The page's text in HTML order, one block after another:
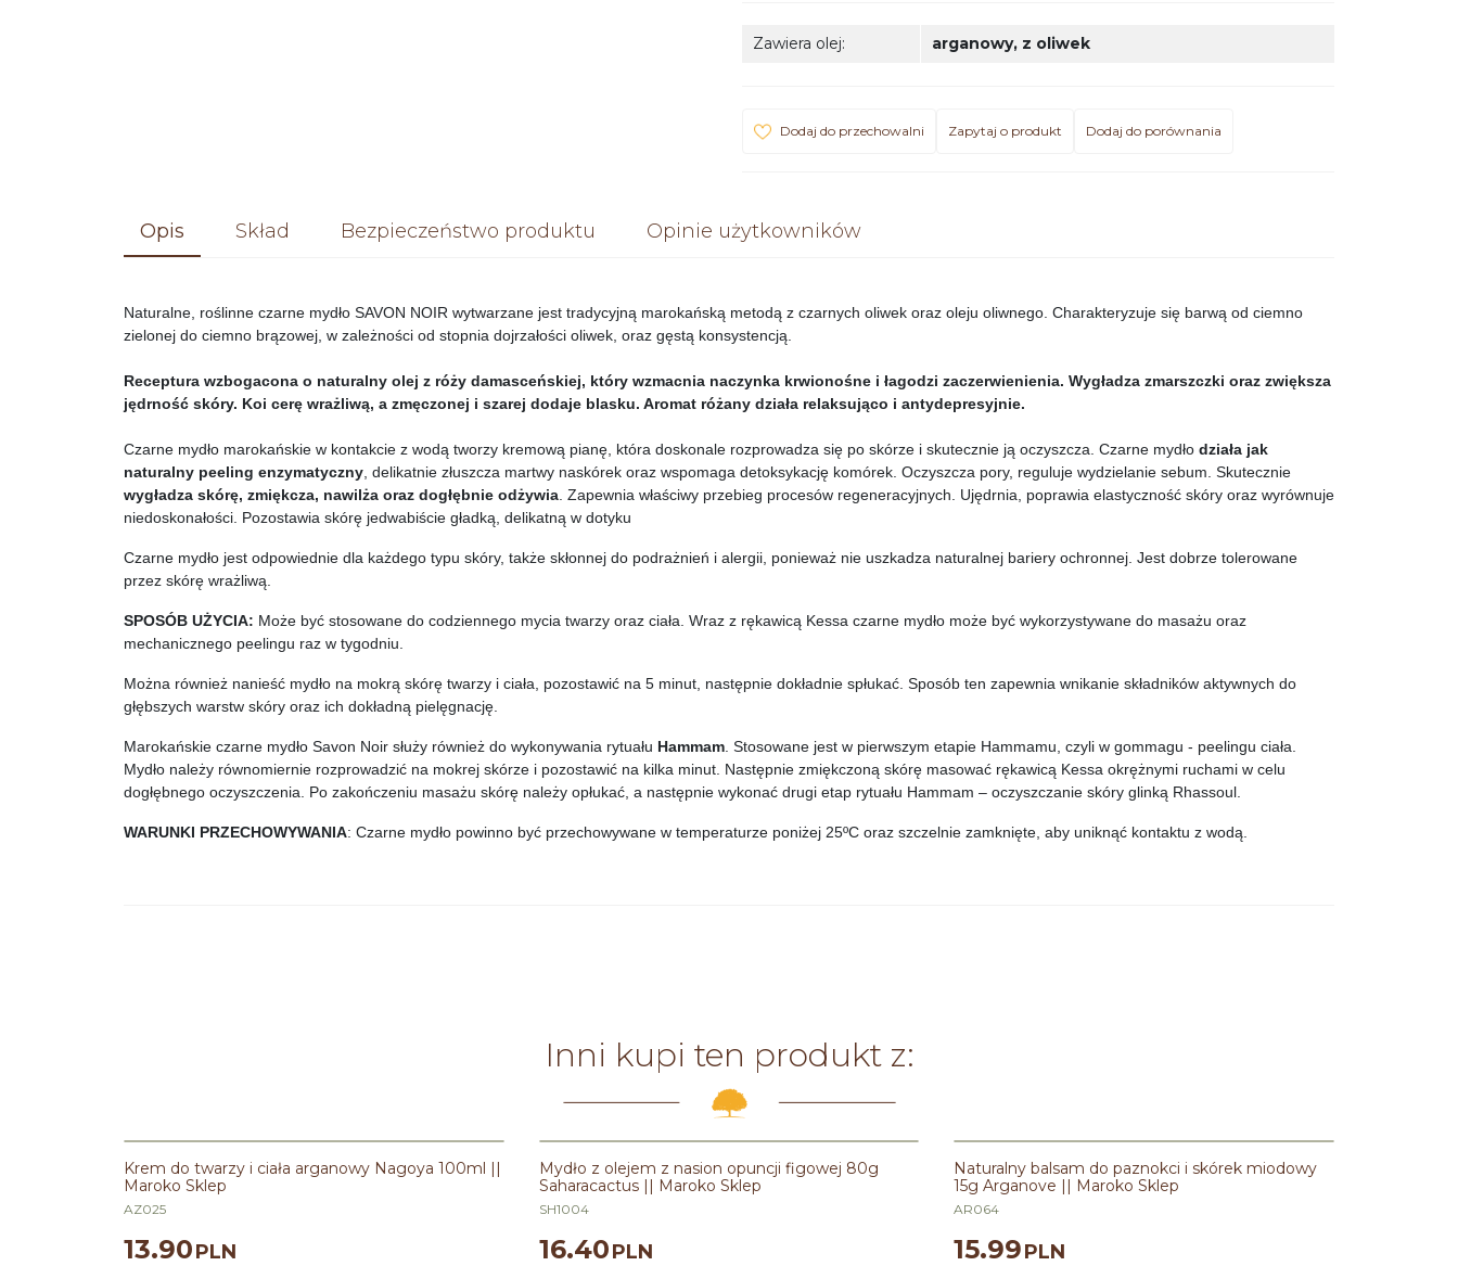
Zawiera olej: arganowy, z oliwek
Dodaj do przechowalni Zapytaj o produkt Dodaj do porównania
Opis Skład Bezpieczeństwo produktu Opinie użytkowników
Naturalne, roślinne czarne mydło SAVON NOIR wytwarzane jest tradycyjną marokańską metodą z czarnych oliwek oraz oleju oliwnego. Charakteryzuje się barwą od ciemno
zielonej do ciemno brązowej, w zależności od stopnia dojrzałości oliwek, oraz gęstą konsystencją.
Receptura wzbogacona o naturalny olej z róży damasceńskiej, który wzmacnia naczynka krwionośne i łagodzi zaczerwienienia. Wygładza zmarszczki oraz zwiększa
jędrność skóry. Koi cerę wrażliwą, a zmęczonej i szarej dodaje blasku. Aromat różany działa relaksująco i antydepresyjnie.
Czarne mydło marokańskie w kontakcie z wodą tworzy kremową pianę, która doskonale rozprowadza się po skórze i skutecznie ją oczyszcza. Czarne mydło działa jak
naturalny peeling enzymatyczny , delikatnie złuszcza martwy naskórek oraz wspomaga detoksykację komórek. Oczyszcza pory, reguluje wydzielanie sebum. Skutecznie
wygładza skórę, zmiękcza, nawilża oraz dogłębnie odżywia . Zapewnia właściwy przebieg procesów regeneracyjnych. Ujędrnia, poprawia elastyczność skóry oraz wyrównuje
niedoskonałości. Pozostawia skórę jedwabiście gładką, delikatną w dotyku
Czarne mydło jest odpowiednie dla każdego typu skóry, także skłonnej do podrażnień i alergii, ponieważ nie uszkadza naturalnej bariery ochronnej. Jest dobrze tolerowane
przez skórę wrażliwą.
SPOSÓB UŻYCIA: Może być stosowane do codziennego mycia twarzy oraz ciała. Wraz z rękawicą Kessa czarne mydło może być wykorzystywane do masażu oraz
mechanicznego peelingu raz w tygodniu.
Można również nanieść mydło na mokrą skórę twarzy i ciała, pozostawić na 5 minut, następnie dokładnie spłukać. Sposób ten zapewnia wnikanie składników aktywnych do
głębszych warstw skóry oraz ich dokładną pielęgnację.
Marokańskie czarne mydło Savon Noir służy również do wykonywania rytuału Hammam . Stosowane jest w pierwszym etapie Hammamu, czyli w gommagu - peelingu ciała.
Mydło należy równomiernie rozprowadzić na mokrej skórze i pozostawić na kilka minut. Następnie zmiękczoną skórę masować rękawicą Kessa okrężnymi ruchami w celu
dogłębnego oczyszczenia. Po zakończeniu masażu skórę należy opłukać, a następnie wykonać drugi etap rytuału Hammam – oczyszczanie skóry glinką Rhassoul.
WARUNKI PRZECHOWYWANIA: Czarne mydło powinno być przechowywane w temperaturze poniżej 25ºC oraz szczelnie zamknięte, aby uniknąć kontaktu z wodą.
Inni kupi ten produkt z:
Krem do twarzy i ciała arganowy Nagoya 100ml ||
Maroko Sklep
AZ025
13.90PLN
Mydło z olejem z nasion opuncji figowej 80g
Saharacactus || Maroko Sklep
SH1004
16.40PLN
Naturalny balsam do paznokci i skórek miodowy
15g Arganove || Maroko Sklep
AR064
15.99PLN